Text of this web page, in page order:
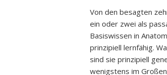
Von den besagten
ein oder zwei als
Basiswissen in
prinzipiell lernfähig.
sind sie prinzipiell
wenigstens im